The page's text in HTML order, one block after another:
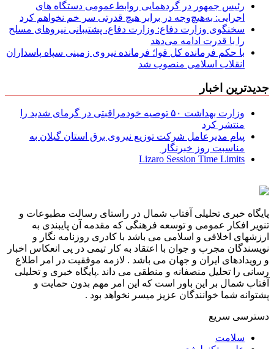
رئیس جمهور در گردهمایی روابط‌عمومی دستگاه های
اجرایی: به‌هیچ‌وجه در برابر هیچ قدرتی سر خم نخواهم کرد
سخنگوی وزارت دفاع: وزارت دفاع، پشتیبانی نیرو‌های مسلح
را با قدرت ادامه می‌دهد
با حکم فرمانده کل قوا؛ فرمانده نیروی زمینی سپاه پاسداران
انقلاب اسلامی منصوب شد
جدیدترین اخبار
وزارت بهداشت ۵۰ توصیه خودمراقبتی در گرمای شدید را
منتشر کرد
پیام مدیرعامل شركت توزیع نیروی برق استان گیلان به
مناسبت روز خبرنگار ‌
Lizaro Session Time Limits
پایگاه خبری تحلیلی آفتاب شمال در راستای رسالت مطبوعات و
تنویر افکار عمومی و توسعه فرهنگی که مقدمه آن پایبندی به
ارزشهای اخلاقی و اسلامی می باشد با کادری روزنامه نگار و
نویسندگان مجرب و جوان با اعتقاد به کار تیمی در پی انعکاس اخبار
و رویدادهای ایران و جهان می باشد . لازمه موفقیت در امر اطلاع
رسانی را تحلیل منصفانه و منطقی می داند .پایگاه خبری و تحلیلی
آفتاب شمال بر این باور است که این امر مهم بدون حمایت و
پشتوانه شما خوانندگان عزیز میسر نخواهد بود .
دسترسی سریع
سلامت